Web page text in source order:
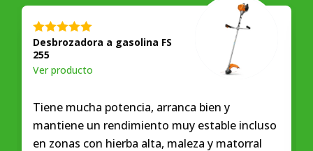
Desbrozadora a gasolina FS
255
Ver producto
Tiene mucha potencia, arranca bien y
mantiene un rendimiento muy estable incluso
en zonas con hierba alta, maleza y matorral